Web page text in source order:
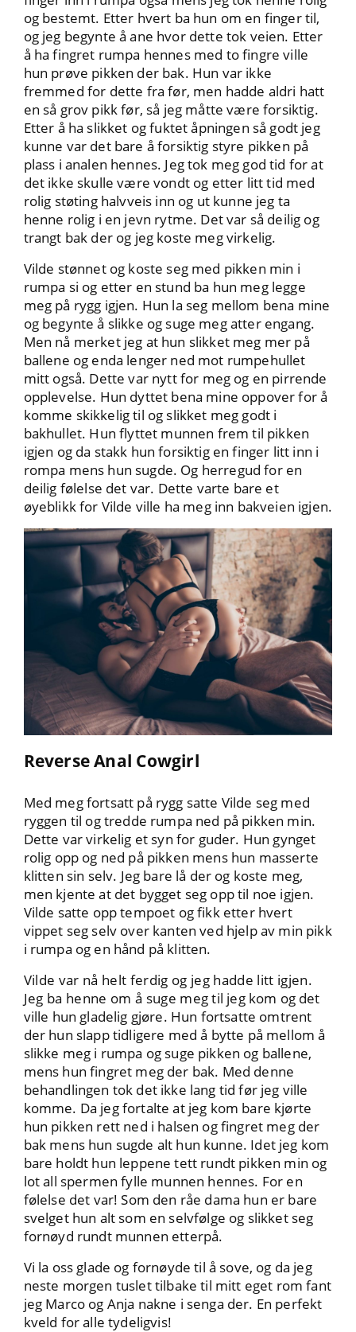
og bestemt. Etter hvert ba hun om en finger til,
og jeg begynte å ane hvor dette tok veien. Etter
å ha fingret rumpa hennes med to fingre ville
hun prøve pikken der bak. Hun var ikke
fremmed for dette fra før, men hadde aldri hatt
en så grov pikk før, så jeg måtte være forsiktig.
Etter å ha slikket og fuktet åpningen så godt jeg
kunne var det bare å forsiktig styre pikken på
plass i analen hennes. Jeg tok meg god tid for at
det ikke skulle være vondt og etter litt tid med
rolig støting halvveis inn og ut kunne jeg ta
henne rolig i en jevn rytme. Det var så deilig og
trangt bak der og jeg koste meg virkelig.
Vilde stønnet og koste seg med pikken min i
rumpa si og etter en stund ba hun meg legge
meg på rygg igjen. Hun la seg mellom bena mine
og begynte å slikke og suge meg atter engang.
Men nå merket jeg at hun slikket meg mer på
ballene og enda lenger ned mot rumpehullet
mitt også. Dette var nytt for meg og en pirrende
opplevelse. Hun dyttet bena mine oppover for å
komme skikkelig til og slikket meg godt i
bakhullet. Hun flyttet munnen frem til pikken
igjen og da stakk hun forsiktig en finger litt inn i
rompa mens hun sugde. Og herregud for en
deilig følelse det var. Dette varte bare et
øyeblikk for Vilde ville ha meg inn bakveien igjen.
Reverse Anal Cowgirl
Med meg fortsatt på rygg satte Vilde seg med
ryggen til og tredde rumpa ned på pikken min.
Dette var virkelig et syn for guder. Hun gynget
rolig opp og ned på pikken mens hun masserte
klitten sin selv. Jeg bare lå der og koste meg,
men kjente at det bygget seg opp til noe igjen.
Vilde satte opp tempoet og fikk etter hvert
vippet seg selv over kanten ved hjelp av min pikk
i rumpa og en hånd på klitten.
Vilde var nå helt ferdig og jeg hadde litt igjen.
Jeg ba henne om å suge meg til jeg kom og det
ville hun gladelig gjøre. Hun fortsatte omtrent
der hun slapp tidligere med å bytte på mellom å
slikke meg i rumpa og suge pikken og ballene,
mens hun fingret meg der bak. Med denne
behandlingen tok det ikke lang tid før jeg ville
komme. Da jeg fortalte at jeg kom bare kjørte
hun pikken rett ned i halsen og fingret meg der
bak mens hun sugde alt hun kunne. Idet jeg kom
bare holdt hun leppene tett rundt pikken min og
lot all spermen fylle munnen hennes. For en
følelse det var! Som den råe dama hun er bare
svelget hun alt som en selvfølge og slikket seg
fornøyd rundt munnen etterpå.
Vi la oss glade og fornøyde til å sove, og da jeg
neste morgen tuslet tilbake til mitt eget rom fant
jeg Marco og Anja nakne i senga der. En perfekt
kveld for alle tydeligvis!